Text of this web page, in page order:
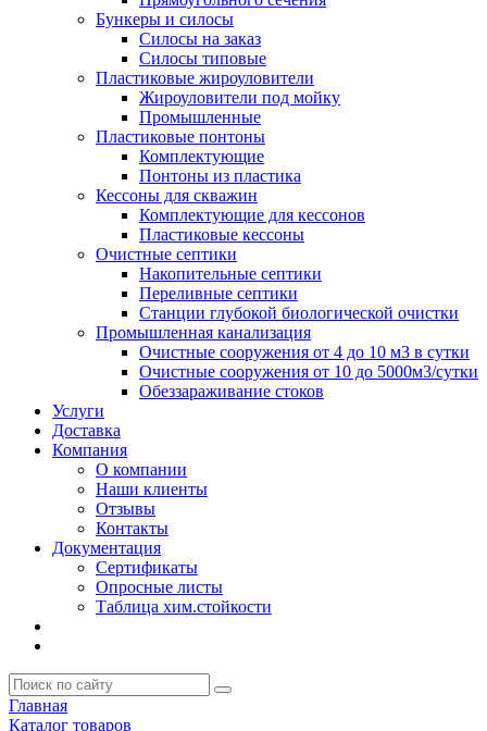
Бункеры и силосы
Силосы на заказ
Силосы типовые
Пластиковые жироуловители
Жироуловители под мойку
Промышленные
Пластиковые понтоны
Комплектующие
Понтоны из пластика
Кессоны для скважин
Комплектующие для кессонов
Пластиковые кессоны
Очистные септики
Накопительные септики
Переливные септики
Станции глубокой биологической очистки
Промышленная канализация
Очистные сооружения от 4 до 10 м3 в сутки
Очистные сооружения от 10 до 5000м3/сутки
Обеззараживание стоков
Услуги
Доставка
Компания
О компании
Наши клиенты
Отзывы
Контакты
Документация
Сертификаты
Опросные листы
Таблица хим.стойкости
Главная
Каталог товаров